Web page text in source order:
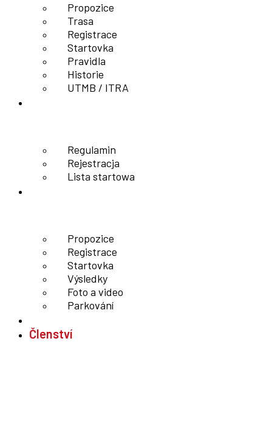
Propozice
Trasa
Registrace
Startovka
Pravidla
Historie
UTMB / ITRA
Regulamin
Rejestracja
Lista startowa
Propozice
Registrace
Startovka
Výsledky
Foto a video
Parkování
Členství